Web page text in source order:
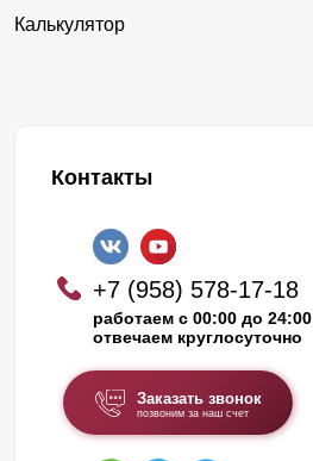
Калькулятор
Контакты
+7 (958) 578-17-18
работаем с 00:00 до 24:00
отвечаем круглосуточно
Заказать звонок
позвоним за наш счет